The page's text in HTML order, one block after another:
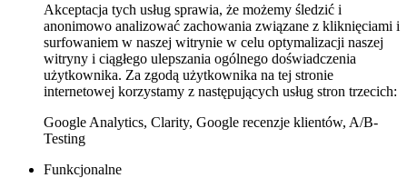
Akceptacja tych usług sprawia, że możemy śledzić i
anonimowo analizować zachowania związane z kliknięciami i
surfowaniem w naszej witrynie w celu optymalizacji naszej
witryny i ciągłego ulepszania ogólnego doświadczenia
użytkownika. Za zgodą użytkownika na tej stronie
internetowej korzystamy z następujących usług stron trzecich:
Google Analytics, Clarity, Google recenzje klientów, A/B-
Testing
Funkcjonalne